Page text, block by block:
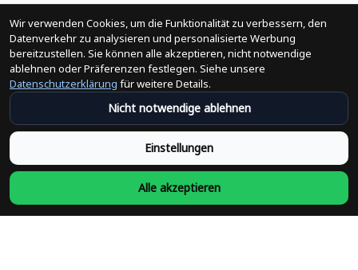
Politiken
Änderungen der Bestellung
Versandpolitik
Rückerstattungsrichtlinie
Rückgabepolitik
Wir verwenden Cookies, um die Funktionalität zu verbessern, den
Datenverkehr zu analysieren und personalisierte Werbung
bereitzustellen. Sie können alle akzeptieren, nicht notwendige
ablehnen oder Präferenzen festlegen. Siehe unsere
Datenschutzerklärung für weitere Details.
Nicht notwendige ablehnen
Einstellungen
Alle akzeptieren